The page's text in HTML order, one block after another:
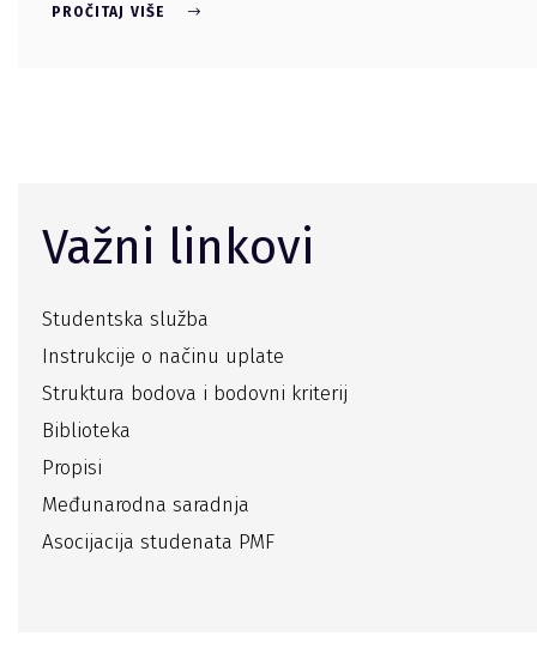
PROČITAJ VIŠE
Važni linkovi
Studentska služba
Instrukcije o načinu uplate
Struktura bodova i bodovni kriterij
Biblioteka
Propisi
Međunarodna saradnja
Asocijacija studenata PMF